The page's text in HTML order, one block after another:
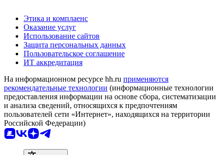
Этика и комплаенс
Оказание услуг
Использование сайтов
Защита персональных данных
Пользовательское соглашение
ИТ аккредитация
На информационном ресурсе hh.ru применяются
рекомендательные технологии (информационные технологии
предоставления информации на основе сбора, систематизации
и анализа сведений, относящихся к предпочтениям
пользователей сети «Интернет», находящихся на территории
Российской Федерации)